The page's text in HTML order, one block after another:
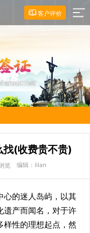
客户评价
找(收费贵不贵)
览 编辑：lilan
心的迷人岛屿，以其
遗产而闻名，对于许
样性的理想起点，然